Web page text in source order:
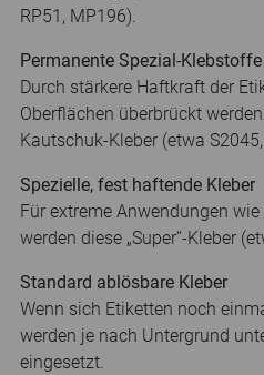
RP51, MP196).
Permanente Spezial-Klebstoffe
Durch stärkere Haftkraft der
Oberflächen überbrückt
Kautschuk-Kleber (etwa
Spezielle, fest haftende Kleber
Für extreme Anwendungen
werden diese „Super“-Kleber
Standard ablösbare Kleber
Wenn sich Etiketten noch
werden je nach Untergrund
eingesetzt.